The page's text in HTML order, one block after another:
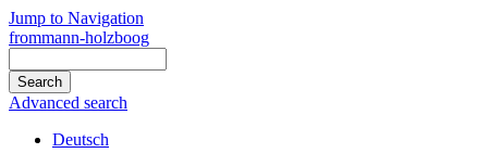
Jump to Navigation
frommann-holzboog
Advanced search
Deutsch